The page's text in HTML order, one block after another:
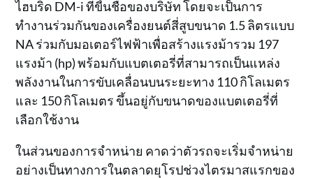
ไฮบริด DM-i ที่ขี้นชื่อของบริษัท โดยจะเป็นการ
ทำงานร่วมกันของเครื่องยนต์สี่สูบขนาด 1.5 ลิตรแบบ
NA ร่วมกับมอเตอร์ไฟฟ้าเพื่อสร้างแรงม้ารวม 197
แรงม้า (hp) พร้อมกับแบตเตอรี่ที่สามารถเป็นแหล่ง
พลังงานในการขับเคลื่อนบนระยะทาง 110 กิโลเมตร
และ 150 กิโลเมตร ขึ้นอยู่กับขนาดของแบตเตอรี่ที่
เลือกใช้งาน
ในส่วนของการจำหน่าย คาดว่าตัวรถจะเริ่มจำหน่าย
อย่างเป็นทางการในตลาดยุโรปช่วงไตรมาสแรกของ